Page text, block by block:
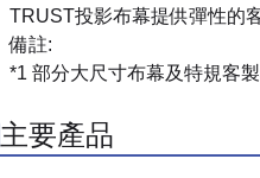
TRUST投影布幕提供彈性的
備註:
*1 部分大尺寸布幕及特規客
主要產品